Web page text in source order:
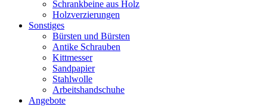
Schrankbeine aus Holz
Holzverzierungen
Sonstiges
Bürsten und Bürsten
Antike Schrauben
Kittmesser
Sandpapier
Stahlwolle
Arbeitshandschuhe
Angebote